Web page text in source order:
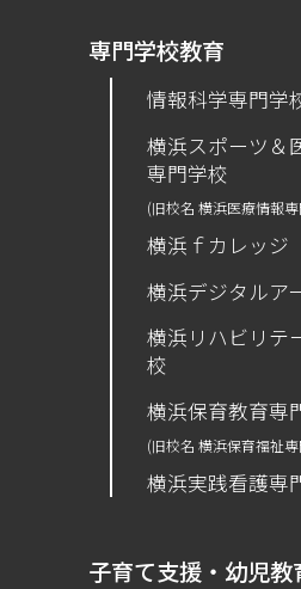
専門学校教育
情報科学専門学
横浜スポーツ＆
専門学校
(旧校名 横浜医療情報
横浜ｆカレッジ
横浜デジタルア
横浜リハビリテ
校
横浜保育教育専
(旧校名 横浜保育福祉
横浜実践看護専
子育て支援・幼児教